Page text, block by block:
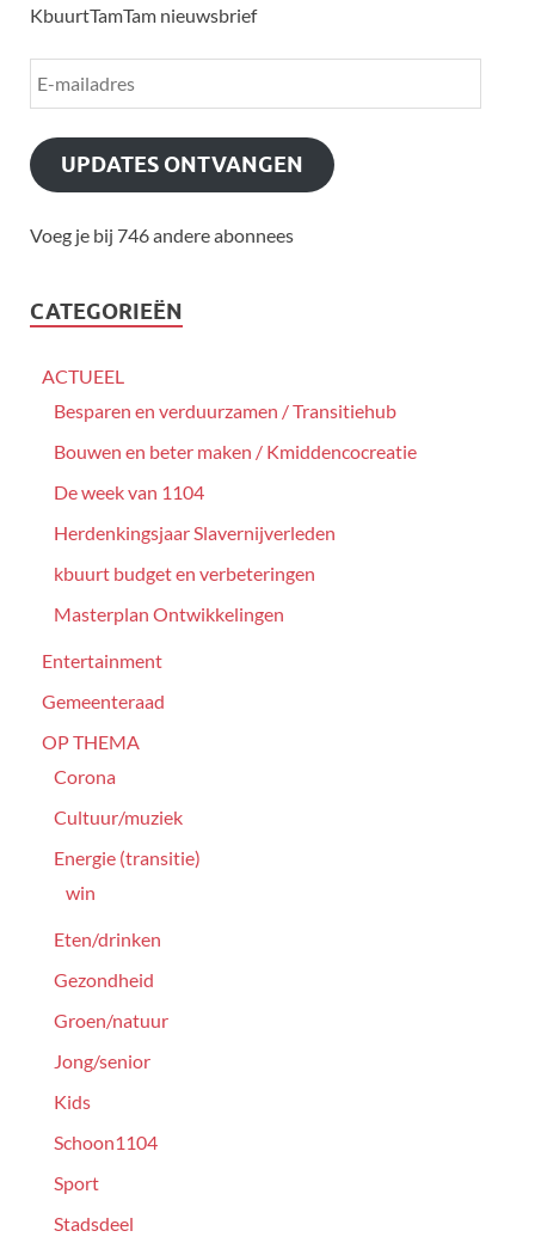
KbuurtTamTam nieuwsbrief
UPDATES ONTVANGEN
Voeg je bij 746 andere abonnees
CATEGORIEËN
ACTUEEL
Besparen en verduurzamen / Transitiehub
Bouwen en beter maken / Kmiddencocreatie
De week van 1104
Herdenkingsjaar Slavernijverleden
kbuurt budget en verbeteringen
Masterplan Ontwikkelingen
Entertainment
Gemeenteraad
OP THEMA
Corona
Cultuur/muziek
Energie (transitie)
win
Eten/drinken
Gezondheid
Groen/natuur
Jong/senior
Kids
Schoon1104
Sport
Stadsdeel